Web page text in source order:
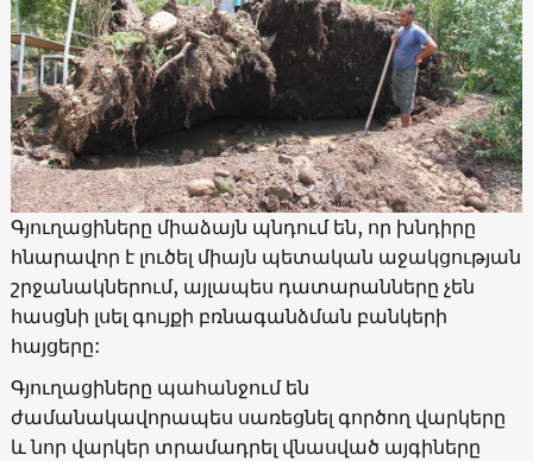
Գյուղացիները միաձայն պնդում են, որ խնդիրը
հնարավոր է լուծել միայն պետական աջակցության
շրջանակներում, այլապես դատարանները չեն
հասցնի լսել գույքի բռնագանձման բանկերի
հայցերը:
Գյուղացիները պահանջում են
ժամանակավորապես սառեցնել գործող վարկերը
և նոր վարկեր տրամադրել վնասված այգիները